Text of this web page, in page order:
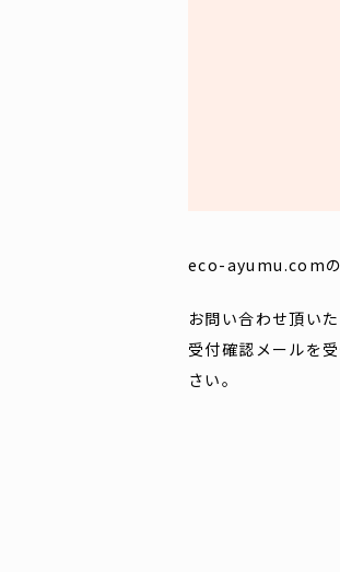
eco-ayumu.comの
お問い合わせ頂い
受付確認メールを
さい。